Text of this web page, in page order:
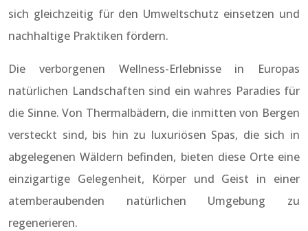
sich gleichzeitig für den Umweltschutz einsetzen und
nachhaltige Praktiken fördern.
Die verborgenen Wellness-Erlebnisse in Europas
natürlichen Landschaften sind ein wahres Paradies für
die Sinne. Von Thermalbädern, die inmitten von Bergen
versteckt sind, bis hin zu luxuriösen Spas, die sich in
abgelegenen Wäldern befinden, bieten diese Orte eine
einzigartige Gelegenheit, Körper und Geist in einer
atemberaubenden natürlichen Umgebung zu
regenerieren.